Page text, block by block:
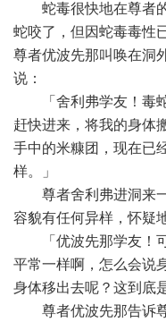
蛇毒很快地在尊者的
蛇咬了，但因蛇毒毒性
尊者优波先那叫唤在洞
说：
「舍利弗学友！毒蛇
赶快进来，将我的身体
手中的米糠团，现在已
样。」
尊者舍利弗进洞来一
容貌有任何异样，怀疑
「优波先那学友！可
平常一样啊，怎么会说
身体移出去呢？这到底
尊者优波先那告诉尊